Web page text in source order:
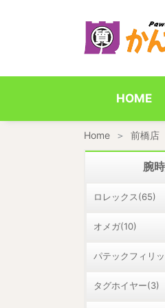
HOME
Home 前橋店
腕
ロレックス(65)
オメガ(10)
パテックフィリ
タグホイヤー(3)